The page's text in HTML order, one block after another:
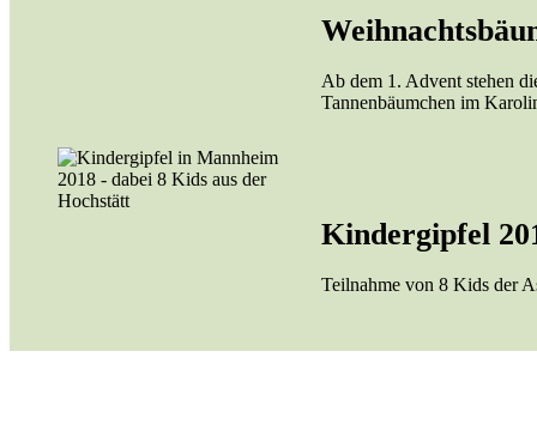
Ab dem 1. Advent stehen
Tannenbäumchen im
Kindergipfel
Teilnahme von 8 Kids der